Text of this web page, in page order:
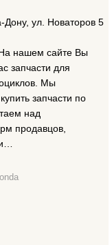
Дону, ул. Новаторов 5
нашем сайте Вы
запчасти для
Мы
запчасти по
над
продавцов,